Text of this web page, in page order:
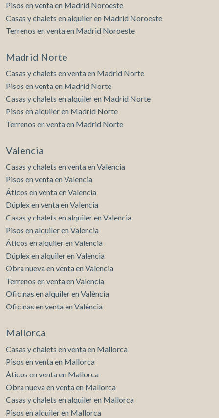
Pisos en venta en Madrid Noroeste
Casas y chalets en alquiler en Madrid Noroeste
Terrenos en venta en Madrid Noroeste
Madrid Norte
Casas y chalets en venta en Madrid Norte
Pisos en venta en Madrid Norte
Casas y chalets en alquiler en Madrid Norte
Pisos en alquiler en Madrid Norte
Terrenos en venta en Madrid Norte
Valencia
Casas y chalets en venta en Valencia
Pisos en venta en Valencia
Áticos en venta en Valencia
Dúplex en venta en Valencia
Casas y chalets en alquiler en Valencia
Pisos en alquiler en Valencia
Áticos en alquiler en Valencia
Dúplex en alquiler en Valencia
Obra nueva en venta en Valencia
Terrenos en venta en Valencia
Oficinas en alquiler en València
Oficinas en venta en València
Mallorca
Casas y chalets en venta en Mallorca
Pisos en venta en Mallorca
Áticos en venta en Mallorca
Obra nueva en venta en Mallorca
Casas y chalets en alquiler en Mallorca
Pisos en alquiler en Mallorca